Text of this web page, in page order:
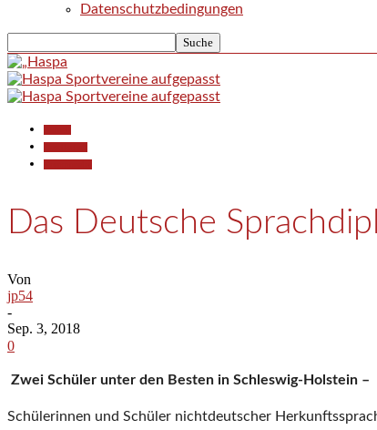
Datenschutzbedingungen
Das Deutsche
Von
jp54
-
Sep. 3, 2018
0
Zwei Schüler unter den Besten in Schleswig-Holstein –
Schülerinnen und Schüler nichtdeutscher